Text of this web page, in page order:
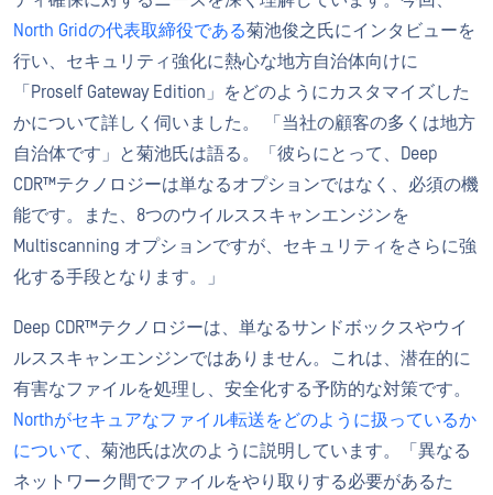
North Gridの代表取締役である菊池俊之氏にインタビューを
行い、セキュリティ強化に熱心な地方自治体向けに
「Proself Gateway Edition」をどのようにカスタマイズした
かについて詳しく伺いました。 「当社の顧客の多くは地方
自治体です」と菊池氏は語る。「彼らにとって、Deep
CDR™テクノロジーは単なるオプションではなく、必須の機
能です。また、8つのウイルススキャンエンジンを
Multiscanning オプションですが、セキュリティをさらに強
化する手段となります。」
Deep CDR™テクノロジーは、単なるサンドボックスやウイ
ルススキャンエンジンではありません。これは、潜在的に
有害なファイルを処理し、安全化する予防的な対策です。
Northがセキュアなファイル転送をどのように扱っているか
について 、菊池氏は次のように説明しています。「異なる
ネットワーク間でファイルをやり取りする必要があるた